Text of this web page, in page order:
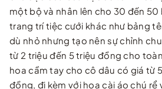
một bộ và nhân lên cho 30 đến 50
trang trí tiệc cưới khác như bảng
dù nhỏ nhưng tạo nên sự chỉnh
từ 2 triệu đến 5 triệu đồng cho
hoa cầm tay cho cô dâu có giá từ
đồng, đi kèm với hoa cài áo chú rể